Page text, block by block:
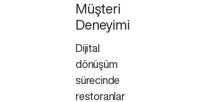
Müşteri
Deneyimi
Dijital
dönüşüm
sürecinde
restoranlar